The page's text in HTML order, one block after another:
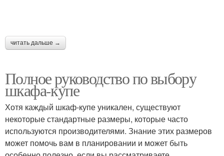
читать дальше →
Полное руководство по выбору
шкафа-купе
Хотя каждый шкаф-купе уникален, существуют
некоторые стандартные размеры, которые часто
используются производителями. Знание этих размеров
может помочь вам в планировании и может быть